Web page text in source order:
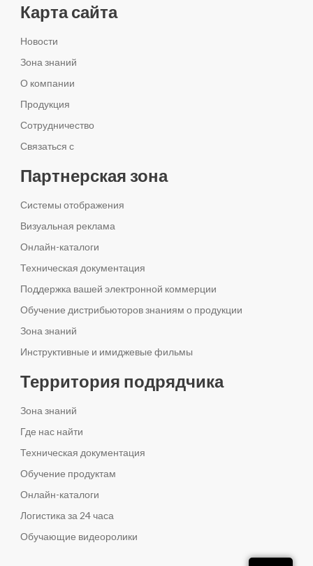
Карта сайта
Новости
Зона знаний
О компании
Продукция
Сотрудничество
Связаться с
Партнерская зона
Системы отображения
Визуальная реклама
Онлайн-каталоги
Техническая документация
Поддержка вашей электронной коммерции
Обучение дистрибьюторов знаниям о продукции
Зона знаний
Инструктивные и имиджевые фильмы
Территория подрядчика
Зона знаний
Где нас найти
Техническая документация
Обучение продуктам
Онлайн-каталоги
Логистика за 24 часа
Обучающие видеоролики